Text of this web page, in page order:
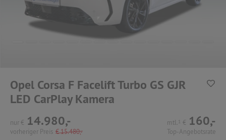
Opel Corsa F Facelift Turbo GS GJR
LED CarPlay Kamera
nur € 14.980,-
vorheriger Preis €15.480,-
mtl. 1 € 160,-
Top-Angebotsrate